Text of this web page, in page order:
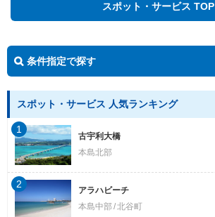
スポット・サービス TOP
条件指定で探す
スポット・サービス 人気ランキング
古宇利大橋
本島北部
1
アラハビーチ
本島中部 北谷町
2